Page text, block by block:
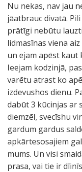
Nu nekas, nav jau
jāatbrauc divatā.
prātīgi nebūtu
lidmasīnas viena
un ejam apēst kaut
Ieejam kodzinjā,
varētu atrast ko
izdevushos dienu.
dabūt 3 kūcinjas ar
diemzēl, svecīshu
gardum gardus
apkārtesosajiem
mums. Un visi
prasa, vai tie ir